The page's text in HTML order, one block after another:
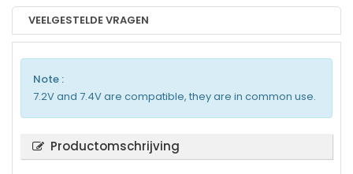
VEELGESTELDE VRAGEN
Note :
7.2V and 7.4V are compatible, they are in common use.
Productomschrijving